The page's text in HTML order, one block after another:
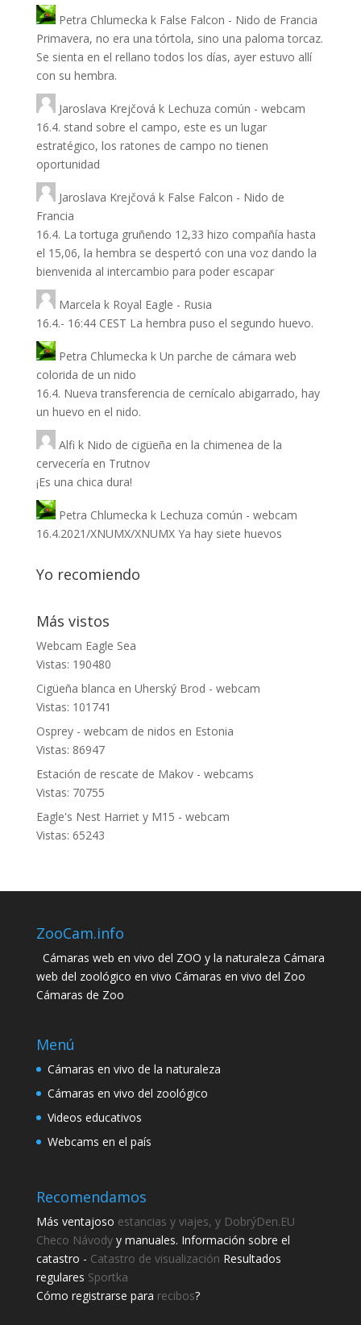
Petra Chlumecka k False Falcon - Nido de Francia
Primavera, no era una tórtola, sino una paloma torcaz.
Se sienta en el rellano todos los días, ayer estuvo allí
con su hembra.
Jaroslava Krejčová k Lechuza común - webcam
16.4. stand sobre el campo, este es un lugar
estratégico, los ratones de campo no tienen
oportunidad
Jaroslava Krejčová k False Falcon - Nido de
Francia
16.4. La tortuga gruñendo 12,33 hizo compañía hasta
el 15,06, la hembra se despertó con una voz dando la
bienvenida al intercambio para poder escapar
Marcela k Royal Eagle - Rusia
16.4.- 16:44 CEST La hembra puso el segundo huevo.
Petra Chlumecka k Un parche de cámara web
colorida de un nido
16.4. Nueva transferencia de cernícalo abigarrado, hay
un huevo en el nido.
Alfi k Nido de cigüeña en la chimenea de la
cervecería en Trutnov
¡Es una chica dura!
Petra Chlumecka k Lechuza común - webcam
16.4.2021/XNUMX/XNUMX Ya hay siete huevos
Yo recomiendo
Más vistos
Webcam Eagle Sea
Vistas: 190480
Cigüeña blanca en Uherský Brod - webcam
Vistas: 101741
Osprey - webcam de nidos en Estonia
Vistas: 86947
Estación de rescate de Makov - webcams
Vistas: 70755
Eagle's Nest Harriet y M15 - webcam
Vistas: 65243
ZooCam.info
Cámaras web en vivo del ZOO y la naturaleza Cámara
web del zoológico en vivo Cámaras en vivo del Zoo
Cámaras de Zoo
Menú
Cámaras en vivo de la naturaleza
Cámaras en vivo del zoológico
Videos educativos
Webcams en el país
Recomendamos
Más ventajoso estancias y viajes, y DobrýDen.EU
Checo Návodyy manuales. Información sobre el
catastro - Catastro de visualización Resultados
regulares Sportka
Cómo registrarse para recibos?